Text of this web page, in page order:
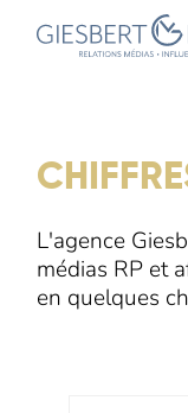
L'agence
médias RP et
en quelques